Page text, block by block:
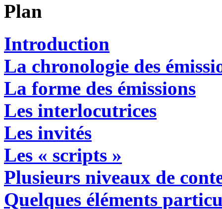
Plan
Introduction
La chronologie des
La forme des émissions
Les interlocutrices
Les invités
Les « scripts »
Plusieurs niveaux de
Quelques éléments